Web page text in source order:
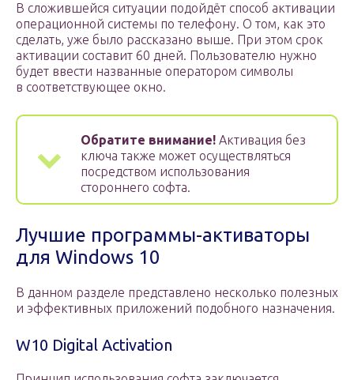
В сложившейся ситуации подойдёт способ активации
операционной системы по телефону. О том, как это
сделать, уже было рассказано выше. При этом срок
активации составит 60 дней. Пользователю нужно
будет ввести названные оператором символы
в соответствующее окно.
Обратите внимание! Активация без
ключа также может осуществляться
посредством использования
стороннего софта.
Лучшие программы-активаторы
для Windows 10
В данном разделе представлено несколько полезных
и эффективных приложений подобного назначения.
W10 Digital Activation